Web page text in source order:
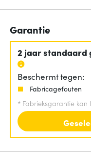
Garantie
2 jaar standaard
Beschermt tegen:
Fabricagefouten
* Fabrieksgarantie